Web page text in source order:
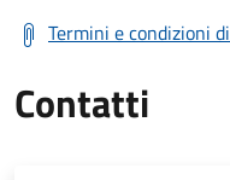
Termini e condizioni
Contatti